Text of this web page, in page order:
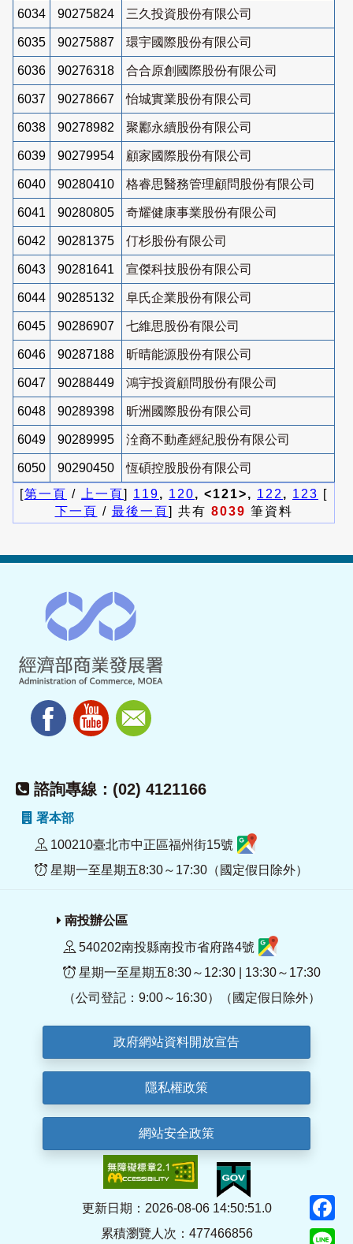
6034 90275824 三久投資股份有限公司
6035 90275887 環宇國際股份有限公司
6036 90276318 合合原創國際股份有限公司
6037 90278667 怡城實業股份有限公司
6038 90278982 聚酈永續股份有限公司
6039 90279954 顧家國際股份有限公司
6040 90280410 格睿思醫務管理顧問股份有限公司
6041 90280805 奇耀健康事業股份有限公司
6042 90281375 仃杉股份有限公司
6043 90281641 宣傑科技股份有限公司
6044 90285132 阜氏企業股份有限公司
6045 90286907 七維思股份有限公司
6046 90287188 昕晴能源股份有限公司
6047 90288449 鴻宇投資顧問股份有限公司
6048 90289398 昕洲國際股份有限公司
6049 90289995 洤裔不動產經紀股份有限公司
6050 90290450
恆碩控股股份有限公司
[第一頁 / 上一頁] 119, 120, <121>, 122 , 123 [
下一頁 / 最後一頁] 共有 8039 筆資料
諮詢專線：(02) 4121166
署本部
100210臺北市中正區福州街15號
星期一至星期五8:30～17:30（國定假日除外）
南投辦公區
540202南投縣南投市省府路4號
星期一至星期五8:30～12:30 | 13:30～17:30
（公司登記：9:00～16:30）（國定假日除外）
政府網站資料開放宣告
隱私權政策
網站安全政策
更新日期：2026-08-06 14:50:51.0
累積瀏覽人次：477466856